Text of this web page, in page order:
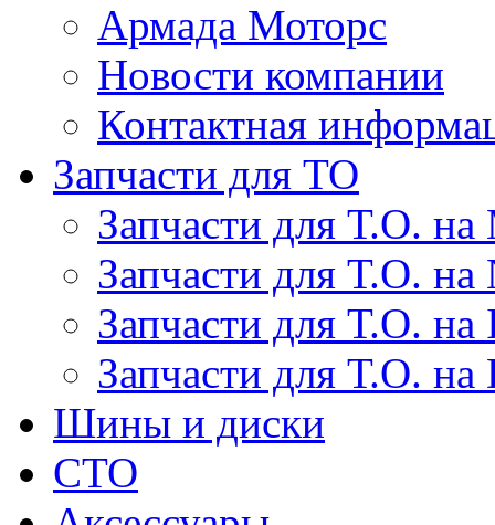
Армада Моторс
Новости компании
Контактная
Запчасти для ТО
Запчасти для Т.О. на
Запчасти для Т.О. на
Запчасти для Т.О.
Запчасти для Т.О. на
Шины и диски
СТО